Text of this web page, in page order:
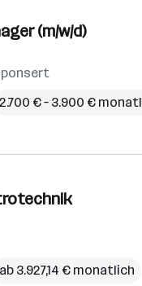
(m/w/d)
2.700 € – 3.900 €
ab 3.927,14 € monatlich